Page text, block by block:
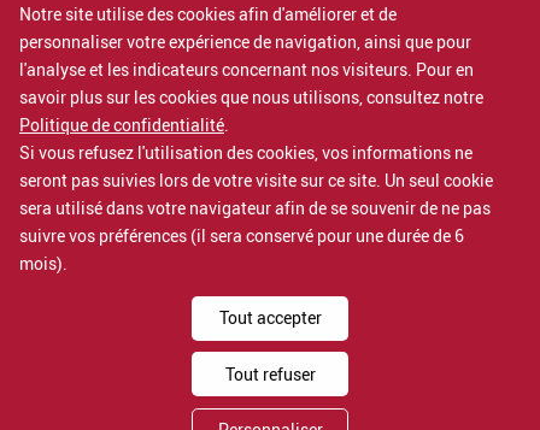
humaine.
Rejoignez-nous
Nos formations
Nos formations sont certifiées QUALIOPI.
Voir nos formations
Politique de confidentialité
Assistance
Proximit IT services est un département de
Notre site utilise des cookies afin d'améliorer et de
personnaliser votre expérience de navigation, ainsi que pour
l'analyse et les indicateurs concernant nos visiteurs. Pour en
savoir plus sur les cookies que nous utilisons, consultez notre
Politique de confidentialité.
Si vous refusez l'utilisation des cookies, vos informations ne
seront pas suivies lors de votre visite sur ce site. Un seul cookie
sera utilisé dans votre navigateur afin de se souvenir de ne pas
suivre vos préférences (il sera conservé pour une durée de 6
mois).
Tout accepter
Tout refuser